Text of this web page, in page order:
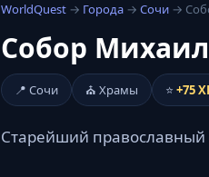
WorldQuest → Города → Сочи →
Собор
📍 Сочи ⛪ Храмы ⭐ +75
Старейший православный